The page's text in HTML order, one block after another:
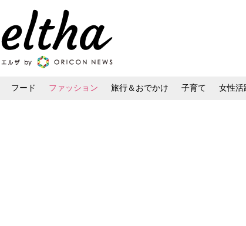
フード ファッション 旅行＆おでかけ 子育て 女性活